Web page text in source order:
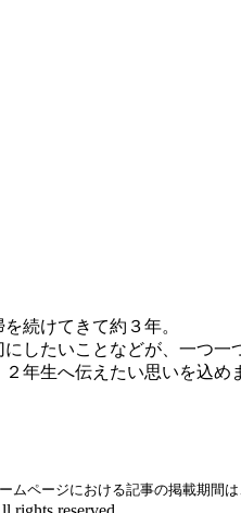
続けてきて約３年。
したいことなどが、一つ一
年生へ伝えたい思いを込め
ムページにおける記事の掲載期間